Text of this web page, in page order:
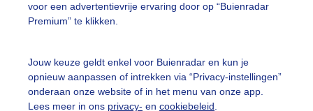
voor een advertentievrije ervaring door op “Buienradar
Premium” te klikken.
Jouw keuze geldt enkel voor Buienradar en kun je
opnieuw aanpassen of intrekken via “Privacy-instellingen”
onderaan onze website of in het menu van onze app.
Lees meer in ons privacy- en cookiebeleid
vragen
De Bilt